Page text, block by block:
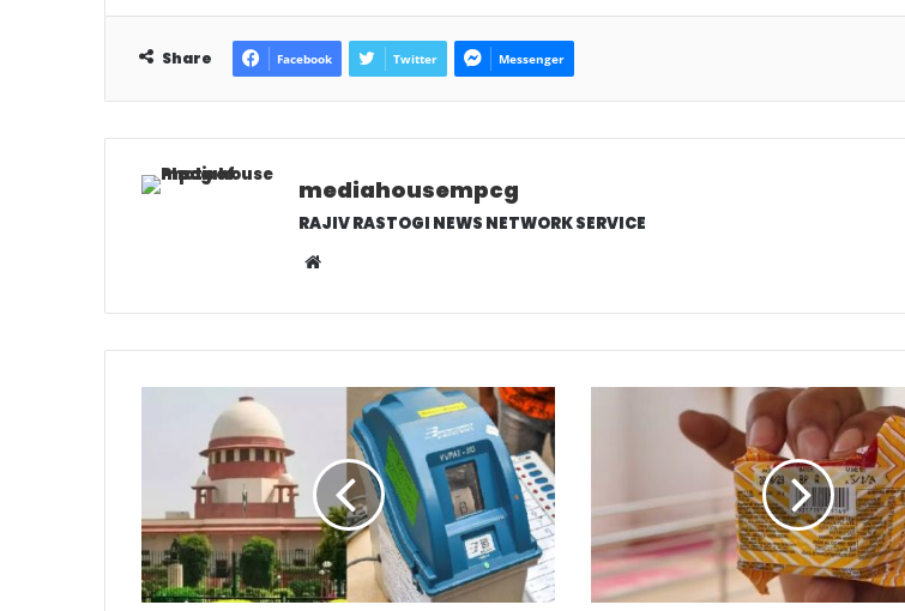
Share Facebook Twitter Messenger
mediahousempcg
RAJIV RASTOGI NEWS NETWORK SERVICE
b
s